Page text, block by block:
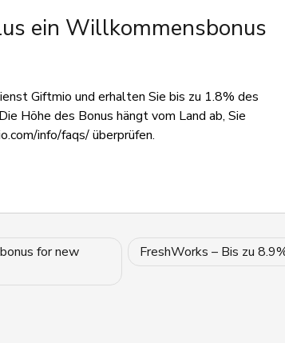
ein Willkommensbonus
Giftmio und erhalten Sie bis zu 1.8% des
Höhe des Bonus hängt vom Land ab, Sie
info/faqs/ überprüfen.
for new
FreshWorks – Bis zu